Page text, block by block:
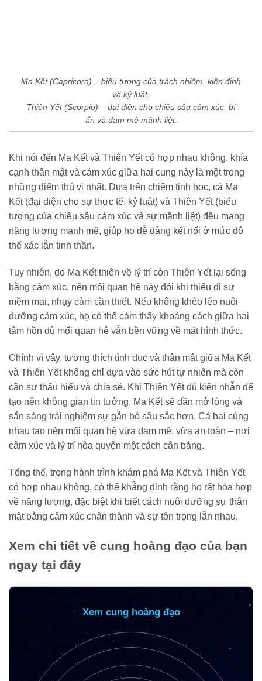
Ma Kết (Capricorn) – biểu tượng của trách nhiệm, kiên định
và kỷ luật.
Thiên Yết (Scorpio) – đại diện cho chiều sâu cảm xúc, bí
ẩn và đam mê mãnh liệt.
Khi nói đến Ma Kết và Thiên Yết có hợp nhau không, khía
cạnh thân mật và cảm xúc giữa hai cung này là một trong
những điểm thú vị nhất. Dựa trên chiêm tinh học, cả Ma
Kết (đại diện cho sự thực tế, kỷ luật) và Thiên Yết (biểu
tượng của chiều sâu cảm xúc và sự mãnh liệt) đều mang
năng lượng mạnh mẽ, giúp họ dễ dàng kết nối ở mức độ
thể xác lẫn tinh thần.
Tuy nhiên, do Ma Kết thiên về lý trí còn Thiên Yết lại sống
bằng cảm xúc, nên mối quan hệ này đôi khi thiếu đi sự
mềm mại, nhạy cảm cần thiết. Nếu không khéo léo nuôi
dưỡng cảm xúc, họ có thể cảm thấy khoảng cách giữa hai
tâm hồn dù mối quan hệ vẫn bền vững về mặt hình thức.
Chính vì vậy, tương thích tình dục và thân mật giữa Ma Kết
và Thiên Yết không chỉ dựa vào sức hút tự nhiên mà còn
cần sự thấu hiểu và chia sẻ. Khi Thiên Yết đủ kiên nhẫn để
tạo nên không gian tin tưởng, Ma Kết sẽ dần mở lòng và
sẵn sàng trải nghiệm sự gắn bó sâu sắc hơn. Cả hai cùng
nhau tạo nên mối quan hệ vừa đam mê, vừa an toàn – nơi
cảm xúc và lý trí hòa quyện một cách cân bằng.
Tổng thể, trong hành trình khám phá Ma Kết và Thiên Yết
có hợp nhau không, có thể khẳng định rằng họ rất hòa hợp
về năng lượng, đặc biệt khi biết cách nuôi dưỡng sự thân
mật bằng cảm xúc chân thành và sự tôn trọng lẫn nhau.
Xem chi tiết về cung hoàng đạo của bạn
ngay tại đây
Xem cung hoàng đạo